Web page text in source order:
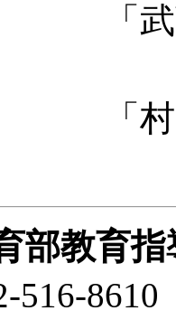
山市
療セ
部教育指
516-8610